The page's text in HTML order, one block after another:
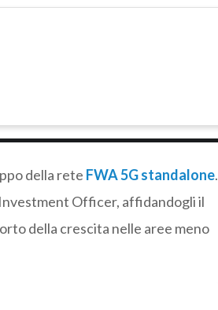
della rete FWA5G standalone.
Officer, affidandogli il
della crescita nelle aree meno